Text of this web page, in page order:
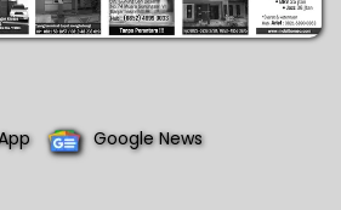
Google News